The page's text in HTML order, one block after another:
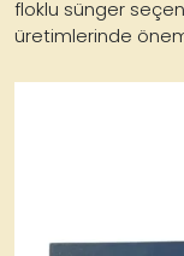
floklu sünger
üretimlerinde